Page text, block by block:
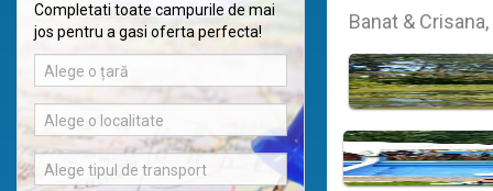
Completati toate campurile de mai
jos pentru a gasi oferta perfecta!
Alege o țară
Alege o localitate
Alege tipul de transport
Banat &